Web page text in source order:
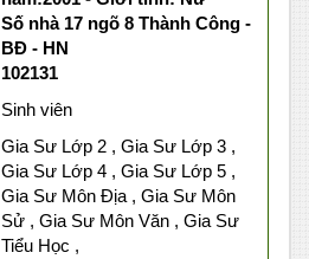
Số nhà 17 ngõ 8 Thành Công -
BĐ - HN
102131
Sinh viên
Gia Sư Lớp 2 , Gia Sư Lớp 3 ,
Gia Sư Lớp 4 , Gia Sư Lớp 5 ,
Gia Sư Môn Địa , Gia Sư Môn
Sử , Gia Sư Môn Văn , Gia Sư
Tiểu Học ,